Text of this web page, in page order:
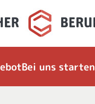
Bei uns starten